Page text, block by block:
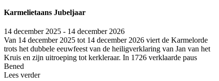
Karmelietaans Jubeljaar
14 december 2025 - 14 december 2026
Van 14 december 2025 tot 14 december 2026 viert de Karmelorde
trots het dubbele eeuwfeest van de heiligverklaring van Jan van het
Kruis en zijn uitroeping tot kerkleraar. In 1726 verklaarde paus
Bened
Lees verder